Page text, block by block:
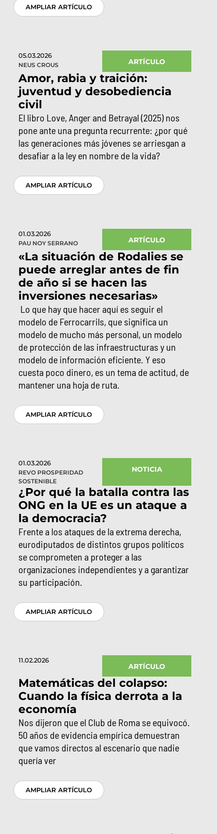
AMPLIAR ARTÍCULO
05.03.2026
NEUS CROUS ARTÍCULO
Amor, rabia y traición:
juventud y desobediencia
civil
El libro Love, Anger and Betrayal (2025) nos
pone ante una pregunta recurrente: ¿por qué
las generaciones más jóvenes se arriesgan a
desafiar a la ley en nombre de la vida?
AMPLIAR ARTÍCULO
01.03.2026
PAU NOY SERRANO ARTÍCULO
«La situación de Rodalies se
puede arreglar antes de fin
de año si se hacen las
inversiones necesarias»
Lo que hay que hacer aquí es seguir el
modelo de Ferrocarrils, que significa un
modelo de mucho más personal, un modelo
de protección de las infraestructuras y un
modelo de información eficiente. Y eso
cuesta poco dinero, es un tema de actitud, de
mantener una hoja de ruta.
AMPLIAR ARTÍCULO
01.03.2026
REVO PROSPERIDAD
SOSTENIBLE
NOTICIA
¿Por qué la batalla contra las
ONG en la UE es un ataque a
la democracia?
Frente a los ataques de la extrema derecha,
eurodiputados de distintos grupos políticos
se comprometen a proteger a las
organizaciones independientes y a garantizar
su participación.
AMPLIAR ARTÍCULO
11.02.2026
ARTÍCULO
Matemáticas del colapso:
Cuando la física derrota a la
economía
Nos dijeron que el Club de Roma se equivocó.
50 años de evidencia empírica demuestran
que vamos directos al escenario que nadie
quería ver
AMPLIAR ARTÍCULO